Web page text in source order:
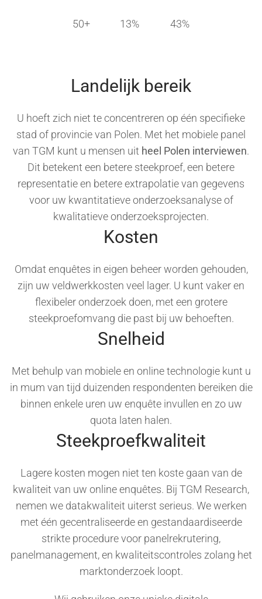
50+ 13% 43%
Landelijk bereik
U hoeft zich niet te concentreren op één specifieke
stad of provincie van Polen. Met het mobiele panel
van TGM kunt u mensen uit heel Polen interviewen.
Dit betekent een betere steekproef, een betere
representatie en betere extrapolatie van gegevens
voor uw kwantitatieve onderzoeksanalyse of
kwalitatieve onderzoeksprojecten.
Kosten
Omdat enquêtes in eigen beheer worden gehouden,
zijn uw veldwerkkosten veel lager. U kunt vaker en
flexibeler onderzoek doen, met een grotere
steekproefomvang die past bij uw behoeften.
Snelheid
Met behulp van mobiele en online technologie kunt u
in mum van tijd duizenden respondenten bereiken die
binnen enkele uren uw enquête invullen en zo uw
quota laten halen.
Steekproefkwaliteit
Lagere kosten mogen niet ten koste gaan van de
kwaliteit van uw online enquêtes. Bij TGM Research,
nemen we datakwaliteit uiterst serieus. We werken
met één gecentraliseerde en gestandaardiseerde
strikte procedure voor panelrekrutering,
panelmanagement, en kwaliteitscontroles zolang het
marktonderzoek loopt.